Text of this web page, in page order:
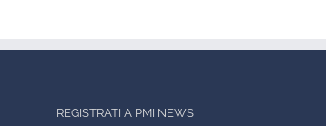
REGISTRATI A PMI NEWS